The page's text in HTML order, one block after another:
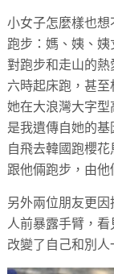
小女子怎麼樣也
跑步：媽、姨、
對跑步和走山的
六時起床跑，甚
她在大浪灣大字
是我遺傳自她的
自飛去韓國跑櫻
跟他倆跑步，由
另外兩位朋友更
人前暴露手臂，
改變了自己和別